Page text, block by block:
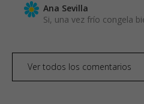
Ana Sevilla
Si, una vez frío congela
Ver todos los comentarios